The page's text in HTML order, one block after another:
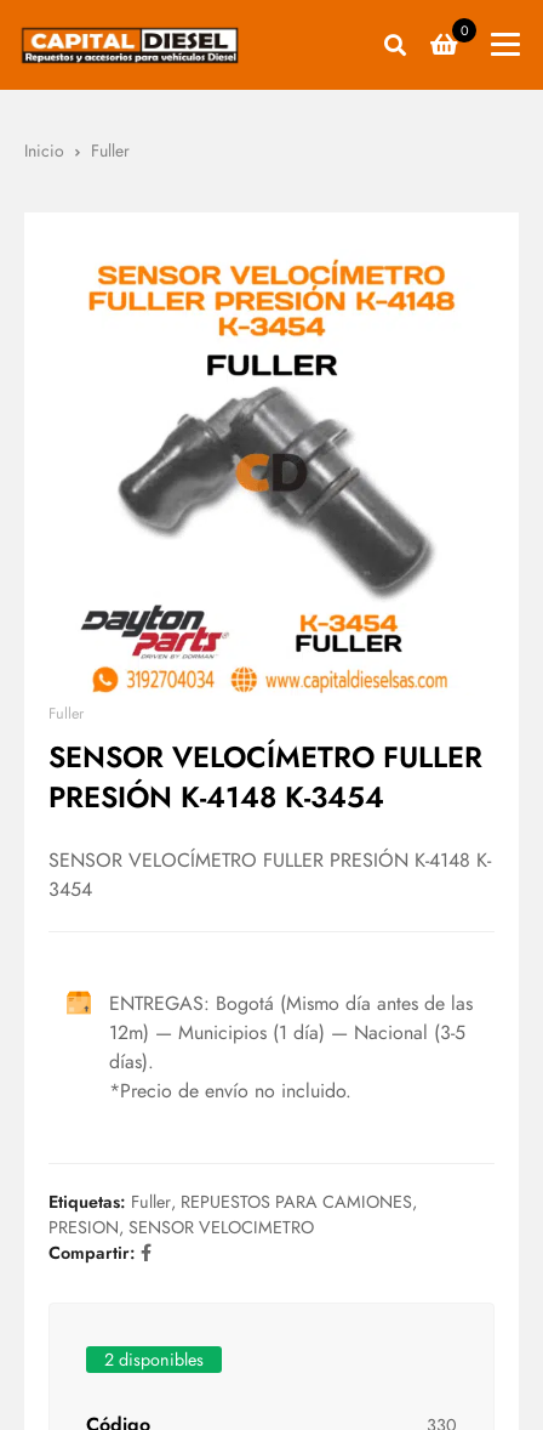
0
Inicio Fuller
Fuller
SENSOR VELOCÍMETRO FULLER
PRESIÓN K-4148 K-3454
SENSOR VELOCÍMETRO FULLER PRESIÓN K-4148 K-
3454
ENTREGAS: Bogotá (Mismo día antes de las
12m) — Municipios (1 día) — Nacional (3-5
días).
*Precio de envío no incluido.
Etiquetas: Fuller, REPUESTOS PARA CAMIONES,
PRESION, SENSOR VELOCIMETRO
Compartir:
2 disponibles
330